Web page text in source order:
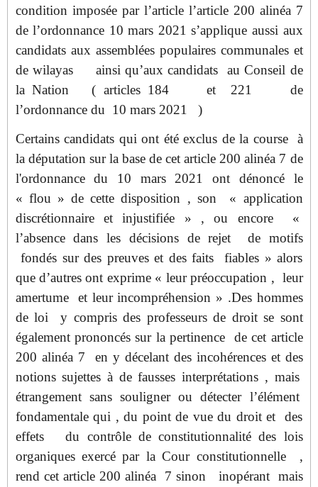
condition imposée par l’article l’article 200 alinéa 7
de l’ordonnance 10 mars 2021 s’applique aussi aux
candidats aux assemblées populaires communales et
de wilayas ainsi qu’aux candidats au Conseil de
la Nation ( articles 184 et 221 de
l’ordonnance du 10 mars 2021 )
Certains candidats qui ont été exclus de la course à
la députation sur la base de cet article 200 alinéa 7 de
l'ordonnance du 10 mars 2021 ont dénoncé le
« flou » de cette disposition , son « application
discrétionnaire et injustifiée » , ou encore «
l’absence dans les décisions de rejet de motifs
fondés sur des preuves et des faits fiables » alors
que d’autres ont exprime « leur préoccupation , leur
amertume et leur incompréhension » .Des hommes
de loi y compris des professeurs de droit se sont
également prononcés sur la pertinence de cet article
200 alinéa 7 en y décelant des incohérences et des
notions sujettes à de fausses interprétations , mais
étrangement sans souligner ou détecter l’élément
fondamentale qui , du point de vue du droit et des
effets du contrôle de constitutionnalité des lois
organiques exercé par la Cour constitutionnelle ,
rend cet article 200 alinéa 7 sinon inopérant mais